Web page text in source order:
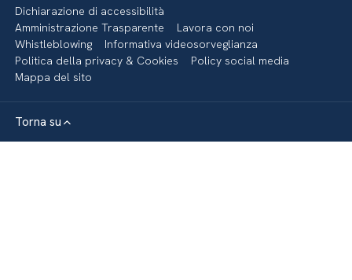
Dichiarazione di accessibilità
Amministrazione Trasparente
Lavora con noi
Whistleblowing
Informativa videosorveglianza
Politica della privacy & Cookies
Policy social media
Mappa del sito
Torna su